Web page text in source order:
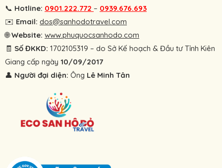
📞 Hotline: 0901.222.772 – 0939.676.693
✉️ Email: dos@sanhodotravel.com
🌐Website: www.phuquocsanhodo.com
🧾 Số ĐKKD: 1702105319 – do Sở Kế hoạch & Đầu tư Tỉnh Kiên
Giang cấp ngày 10/09/2017
👤 Người đại diện: Ông Lê Minh Tân